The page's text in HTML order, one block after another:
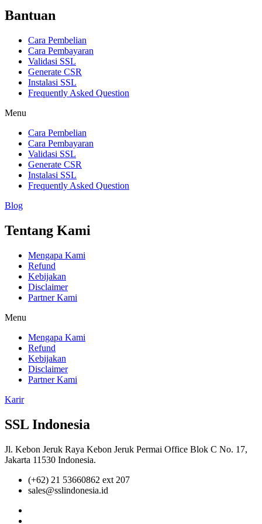
Bantuan
Cara Pembelian
Cara Pembayaran
Validasi SSL
Generate CSR
Instalasi SSL
Frequently Asked Question
Menu
Cara Pembelian
Cara Pembayaran
Validasi SSL
Generate CSR
Instalasi SSL
Frequently Asked Question
Blog
Tentang Kami
Mengapa Kami
Refund
Kebijakan
Disclaimer
Partner Kami
Menu
Mengapa Kami
Refund
Kebijakan
Disclaimer
Partner Kami
Karir
SSL Indonesia
Jl. Kebon Jeruk Raya Kebon Jeruk Permai Office Blok C No. 17,
Jakarta 11530 Indonesia.
(+62) 21 53660862 ext 207
sales@sslindonesia.id